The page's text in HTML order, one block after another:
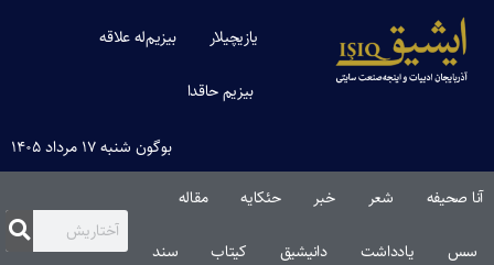
یازیچیلار بیزیم‌له علاقه
بیزیم حاقدا
بوگون شنبه ۱۷ مرداد ۱۴۰۵
آنا صحیفه شعر خبر حئکایه مقاله‌
سس یادداشت دانیشیق کیتاب سند